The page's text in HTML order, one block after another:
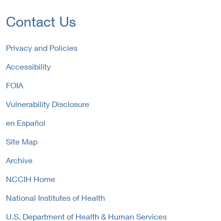
n
P
l
y
n
L
o
e
n
k
Contact Us
Privacy and Policies
Accessibility
FOIA
Vulnerability Disclosure
en Español
Site Map
Archive
NCCIH Home
National Institutes of Health
U.S. Department of Health & Human Services